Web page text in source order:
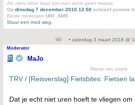
Als niets meer baat kan een worst geen kwaad.
Op dinsdag 7 december 2010 12:50 schreef yvonne
Beste moderator UIO_AMS
Stuur een mod weg.
• zaterdag 3 maart 2018 @
Moderator
MaJo
Mama van aapie
TRV / [Reisverslag] Fietsbites: Fietsen
Dat je echt niet uren hoeft te vliegen om